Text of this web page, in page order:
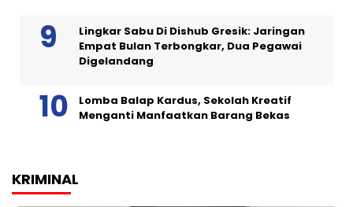
Lingkar Sabu Di Dishub Gresik: Jaringan
Empat Bulan Terbongkar, Dua Pegawai
Digelandang
Lomba Balap Kardus, Sekolah Kreatif
Menganti Manfaatkan Barang Bekas
KRIMINAL